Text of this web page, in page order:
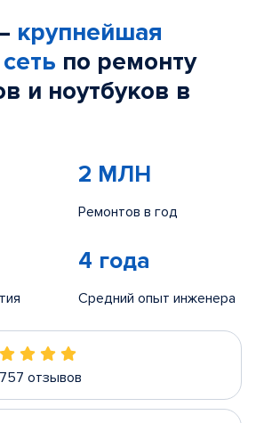
крупнейшая
по ремонту
и ноутбуков в
2 МЛН
Ремонтов в год
4 года
Средний опыт инженера
отзывов